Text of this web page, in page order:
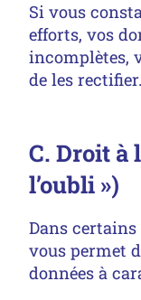
Si vous
efforts, vos
incomplètes,
de les rectifier.
C. Droit à
l’oubli »)
Dans
vous permet
données à